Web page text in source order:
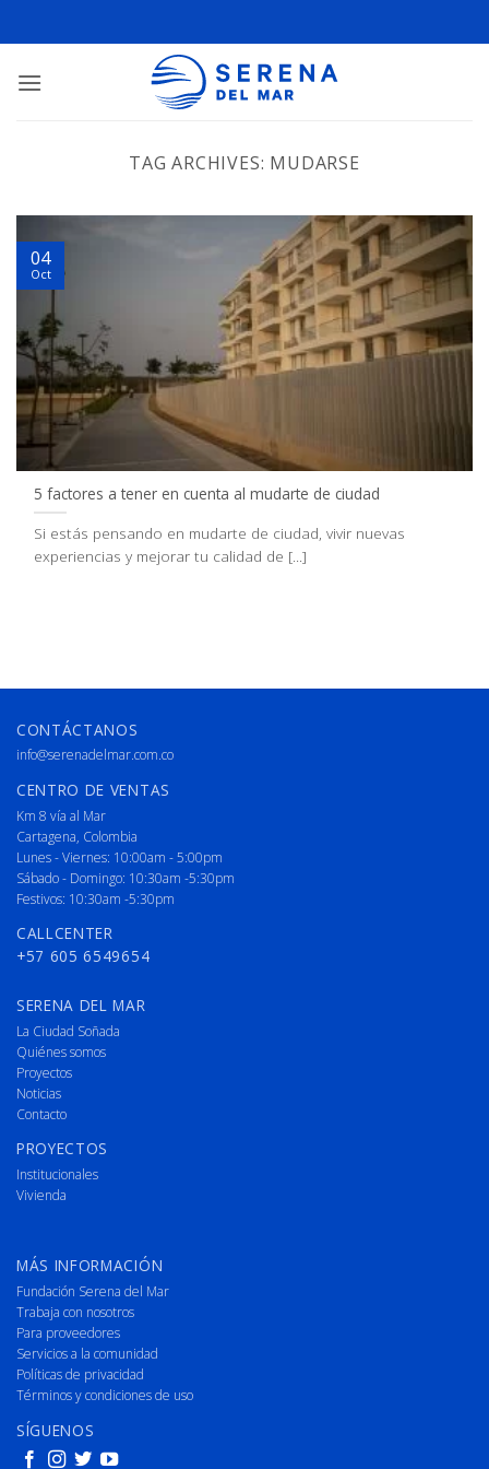
TAG ARCHIVES: MUDARSE
5 factores a tener en cuenta al mudarte de ciudad
Si estás pensando en mudarte de ciudad, vivir nuevas
experiencias y mejorar tu calidad de [...]
04
Oct
CONTÁCTANOS
info@serenadelmar.com.co
CENTRO DE VENTAS
Km 8 vía al Mar
Cartagena, Colombia
Lunes - Viernes: 10:00am - 5:00pm
Sábado - Domingo: 10:30am -5:30pm
Festivos: 10:30am -5:30pm
CALLCENTER
+57 605 6549654
SERENA DEL MAR
La Ciudad Soñada
Quiénes somos
Proyectos
Noticias
Contacto
PROYECTOS
Institucionales
Vivienda
MÁS INFORMACIÓN
Fundación Serena del Mar
Trabaja con nosotros
Para proveedores
Servicios a la comunidad
Políticas de privacidad
Términos y condiciones de uso
SÍGUENOS